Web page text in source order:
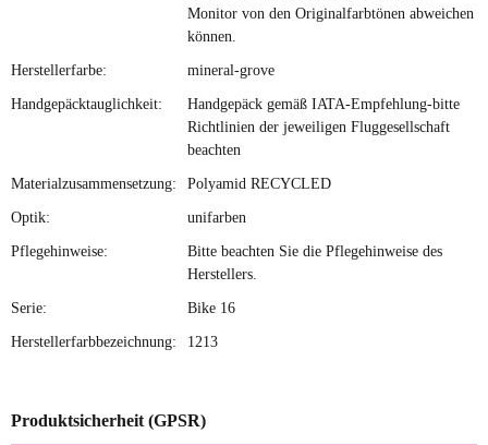
Monitor von den Originalfarbtönen abweichen
können.
Herstellerfarbe: mineral-grove
Handgepäcktauglichkeit:
Handgepäck gemäß IATA-Empfehlung-bitte
Richtlinien der jeweiligen Fluggesellschaft
beachten
Materialzusammensetzung: Polyamid RECYCLED
Optik: unifarben
Pflegehinweise:
Bitte beachten Sie die Pflegehinweise des
Herstellers.
Serie: Bike 16
Herstellerfarbbezeichnung: 1213
Produktsicherheit (GPSR)